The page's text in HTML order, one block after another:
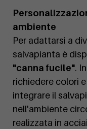
ambiente
Per adattarsi a
salvapianta è
"canna fucile".
richiedere colori
integrare il
nell'ambiente
realizzata in